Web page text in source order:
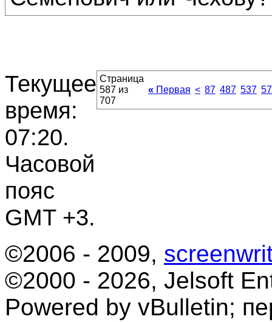
Текущее
время:
07:20.
Часовой
пояс
GMT +3.
Страница
587 из
707
« Первая < 87 487 537
©2006 - 2009,
©2000 - 2026, Jelsoft
Powered by vBulletin;